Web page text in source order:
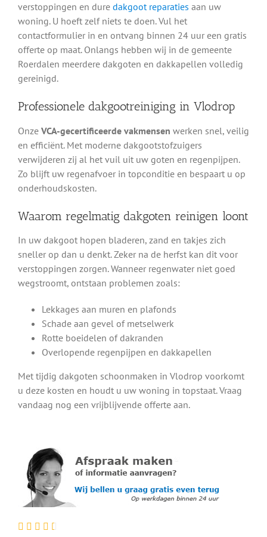
verstoppingen en dure dakgoot reparaties aan uw
woning. U hoeft zelf niets te doen. Vul het
contactformulier in en ontvang binnen 24 uur een gratis
offerte op maat. Onlangs hebben wij in de gemeente
Roerdalen meerdere dakgoten en dakkapellen volledig
gereinigd.
Professionele dakgootreiniging in Vlodrop
Onze VCA-gecertificeerde vakmensen werken snel, veilig
en efficiënt. Met moderne dakgootstofzuigers
verwijderen zij al het vuil uit uw goten en regenpijpen.
Zo blijft uw regenafvoer in topconditie en bespaart u op
onderhoudskosten.
Waarom regelmatig dakgoten reinigen loont
In uw dakgoot hopen bladeren, zand en takjes zich
sneller op dan u denkt. Zeker na de herfst kan dit voor
verstoppingen zorgen. Wanneer regenwater niet goed
wegstroomt, ontstaan problemen zoals:
Lekkages aan muren en plafonds
Schade aan gevel of metselwerk
Rotte boeidelen of dakranden
Overlopende regenpijpen en dakkapellen
Met tijdig dakgoten schoonmaken in Vlodrop voorkomt
u deze kosten en houdt u uw woning in topstaat. Vraag
vandaag nog een vrijblijvende offerte aan.